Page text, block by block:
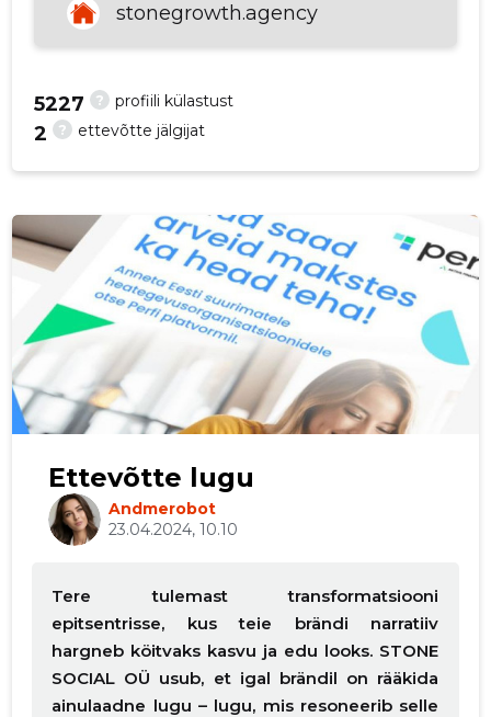
stonegrowth.agency
? profiili külastust
5227
? ettevõtte jälgijat
2
Ettevõtte lugu
Andmerobot
23.04.2024, 10.10
Tere tulemast transformatsiooni
epitsentrisse, kus teie brändi narratiiv
hargneb köitvaks kasvu ja edu looks. STONE
SOCIAL OÜ usub, et igal brändil on rääkida
ainulaadne lugu – lugu, mis resoneerib selle